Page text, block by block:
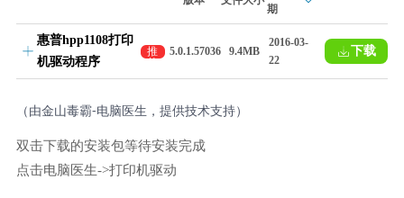
期
惠普hpp1108打印
机驱动程序
推
荐
5.0.1.57036 9.4MB
2016-03-
22
下载
（由金山毒霸-电脑医生，提供技术支持）
双击下载的安装包等待安装完成
点击电脑医生->打印机驱动